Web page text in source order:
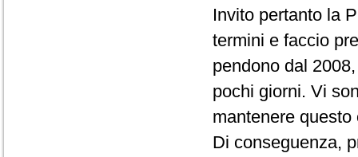
Invito pertanto la
termini e faccio
pendono dal
pochi giorni. Vi
mantenere questo
Di conseguenza,